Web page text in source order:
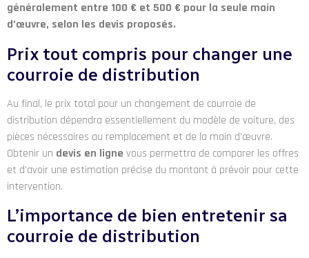
généralement entre 100 € et 500 € pour la seule main
d’œuvre, selon les devis proposés.
Prix tout compris pour changer une
courroie de distribution
Au final, le prix total pour un changement de courroie de
distribution dépendra essentiellement du modèle de voiture, des
pièces nécessaires au remplacement et de la main d’œuvre.
Obtenir un devis en ligne vous permettra de comparer les offres
et d’avoir une estimation précise du montant à prévoir pour cette
intervention.
L’importance de bien entretenir sa
courroie de distribution